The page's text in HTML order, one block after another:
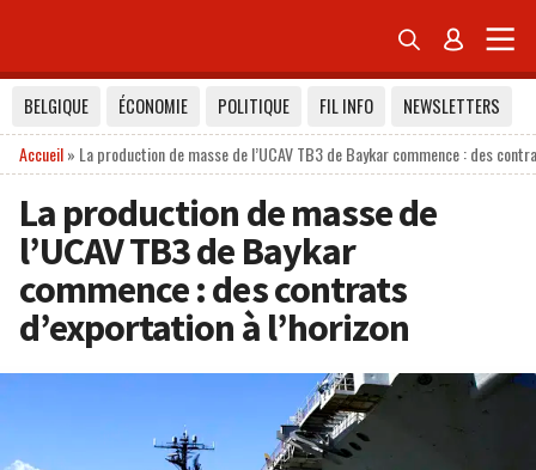
 
BELGIQUE ÉCONOMIE POLITIQUE FIL INFO
NEWSLETTERS
Accueil» La production de masse de l’UCAV TB3 de Baykar commence : des
La production de masse de
l’UCAV TB3 de Baykar
commence : des contrats
d’exportation à l’horizon